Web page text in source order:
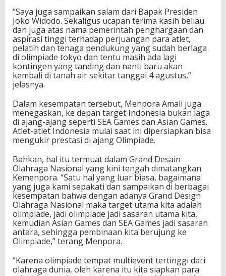
j
e
m
p
u
t
L
a
s
u
n
g
M
n
p
o
r
a
A
m
a
l
i
“Saya juga sampaikan salam dari Bapak Presiden
Joko Widodo. Sekaligus ucapan terima kasih beliau
dan juga atas nama pemerintah penghargaan dan
aspirasi tinggi terhadap perjuangan para atlet,
pelatih dan tenaga pendukung yang sudah berlaga
di olimpiade tokyo dan tentu masih ada lagi
kontingen yang tanding dan nanti baru akan
kembali di tanah air sekitar tanggal 4 agustus,”
jelasnya.
Dalam kesempatan tersebut, Menpora Amali juga
menegaskan, ke depan target Indonesia bukan laga
di ajang-ajang seperti SEA Games dan Asian Games.
Atlet-atlet Indonesia mulai saat ini dipersiapkan bisa
mengukir prestasi di ajang Olimpiade.
Bahkan, hal itu termuat dalam Grand Desain
Olahraga Nasional yang kini tengah dimatangkan
Kemenpora. “Satu hal yang luar biasa, bagaimana
yang juga kami sepakati dan sampaikan di berbagai
kesempatan bahwa dengan adanya Grand Design
Olahraga Nasional maka target utama kita adalah
olimpiade, jadi olimpiade jadi sasaran utama kita,
kemudian Asian Games dan SEA Games jadi sasaran
antara, sehingga pembinaan kita berujung ke
Olimpiade,” terang Menpora.
“Karena olimpiade tempat multievent tertinggi dari
olahraga dunia, oleh karena itu kita siapkan para